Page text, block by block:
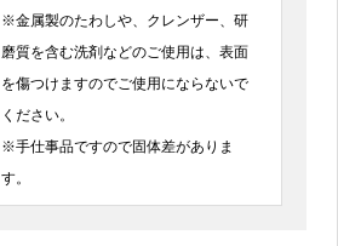
※金属製のたわしや、クレンザー、研
磨質を含む洗剤などのご使用は、表面
を傷つけますのでご使用にならないで
ください。
※手仕事品ですので固体差がありま
す。